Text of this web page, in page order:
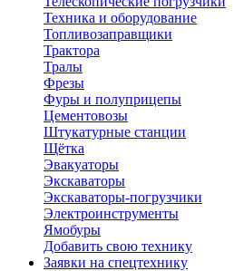
Техника и оборудование
Топливозаправщики
Трактора
Тралы
Фрезы
Фуры и полуприцепы
Цементовозы
Штукатурные станции
Щётка
Эвакуаторы
Экскаваторы
Экскаваторы-погрузчики
Электроинструменты
Ямобуры
Добавить свою технику
Заявки на спецтехнику